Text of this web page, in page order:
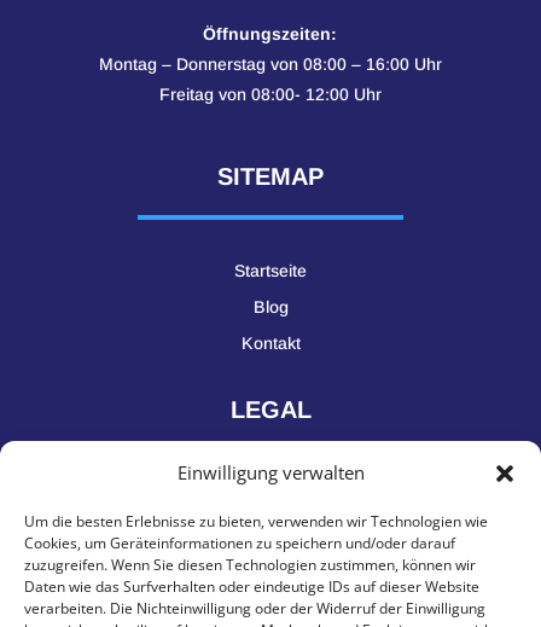
Einwilligung verwalten
Um die besten Erlebnisse zu bieten, verwenden wir Technologien wie
Cookies, um Geräteinformationen zu speichern und/oder darauf
zuzugreifen. Wenn Sie diesen Technologien zustimmen, können wir
Daten wie das Surfverhalten oder eindeutige IDs auf dieser Website
verarbeiten. Die Nichteinwilligung oder der Widerruf der Einwilligung
Öffnungszeiten:
Montag – Donnerstag von 08:00 – 16:00 Uhr
Freitag von 08:00- 12:00 Uhr
SITEMAP
Startseite
Blog
Kontakt
LEGAL
Datenschutz
KONTAKT